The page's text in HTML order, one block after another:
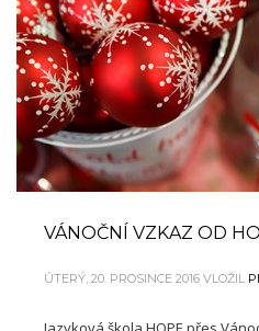
VÁNOČNÍ VZKAZ OD
ÚTERÝ, 20. PROSINCE 2016 VLOŽIL